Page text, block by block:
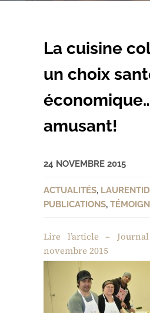
La cuisine
un choix
amusant!
24 NOVEMBRE 2015
ACTUALITÉS,
PUBLICATIONS,
Lire l’article –
novembre 2015